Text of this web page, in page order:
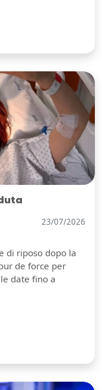
23/07/2026
di riposo dopo la
de force per
date fino a